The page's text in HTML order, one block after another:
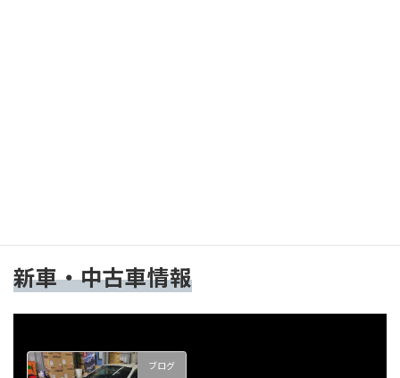
新車・中古車情報
ブログ